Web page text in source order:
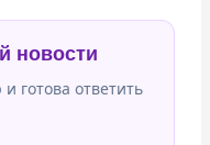
новости
готова ответить